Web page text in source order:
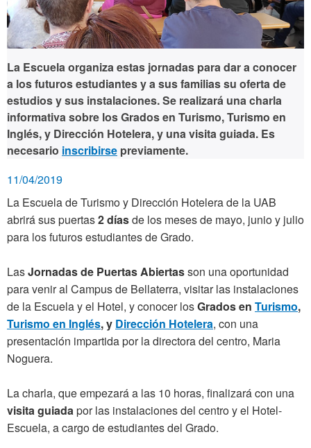
La Escuela organiza estas jornadas para dar a conocer
a los futuros estudiantes y a sus familias su oferta de
estudios y sus instalaciones. Se realizará una charla
informativa sobre los Grados en Turismo, Turismo en
Inglés, y Dirección Hotelera, y una visita guiada. Es
necesario inscribirse previamente.
11/04/2019
La Escuela de Turismo y Dirección Hotelera de la UAB
abrirá sus puertas2 díasde los meses de mayo, junio y julio
para los futuros estudiantes de Grado.
LasJornadas de Puertas Abiertasson una oportunidad
para venir al Campus de Bellaterra, visitar las instalaciones
de la Escuela y el Hotel, y conocer losGrados en Turismo,
Turismo en Inglés, y Dirección Hotelera, con una
presentación impartida por la directora del centro, Maria
Noguera.
La charla, que empezará a las 10 horas, finalizará con una
visita guiadapor las instalaciones del centro y el Hotel-
Escuela, a cargo de estudiantes del Grado.